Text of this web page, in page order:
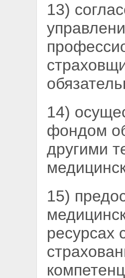
13)
14)
фондом
другими
15)
ресурсах